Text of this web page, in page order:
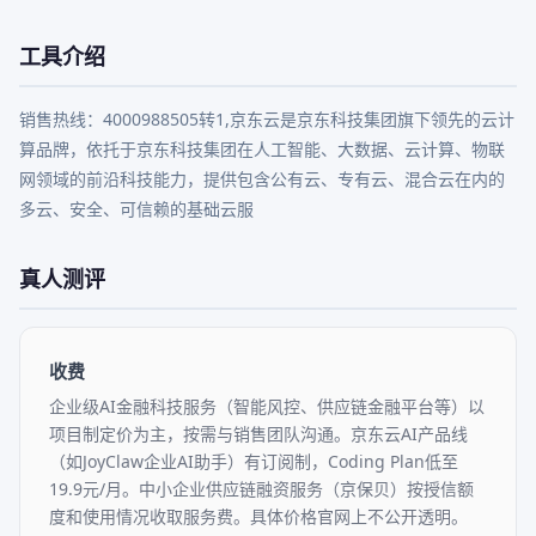
工具介绍
销售热线：4000988505转1,京东云是京东科技集团旗下领先的云计
算品牌，依托于京东科技集团在人工智能、大数据、云计算、物联
网领域的前沿科技能力，提供包含公有云、专有云、混合云在内的
多云、安全、可信赖的基础云服
真人测评
收费
企业级AI金融科技服务（智能风控、供应链金融平台等）以
项目制定价为主，按需与销售团队沟通。京东云AI产品线
（如JoyClaw企业AI助手）有订阅制，Coding Plan低至
19.9元/月。中小企业供应链融资服务（京保贝）按授信额
度和使用情况收取服务费。具体价格官网上不公开透明。